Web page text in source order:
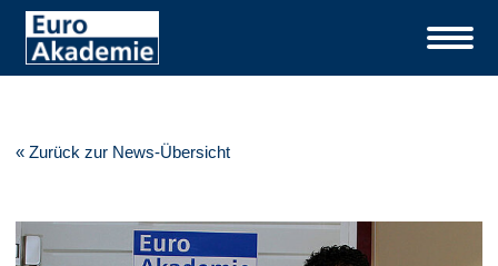
« Zurück zur News-Übersicht